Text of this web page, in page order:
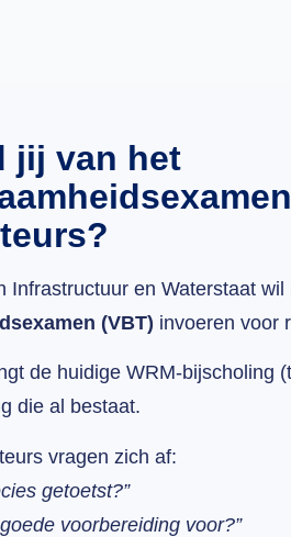
jij van het
Infrastructuur en Waterstaat wil
(VBT) invoeren voor
de huidige WRM-bijscholing
die al bestaat.
vragen zich af:
getoetst?”
voorbereiding voor?”